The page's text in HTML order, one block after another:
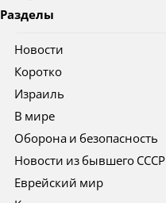
Разделы
Новости
Коротко
Израиль
В мире
Оборона и безопасность
Новости из бывшего СССР
Еврейский мир